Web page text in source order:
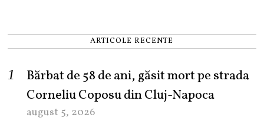
ARTICOLE RECENTE
Bărbat de 58 de ani, găsit mort pe strada
Corneliu Coposu din Cluj-Napoca
august 5, 2026